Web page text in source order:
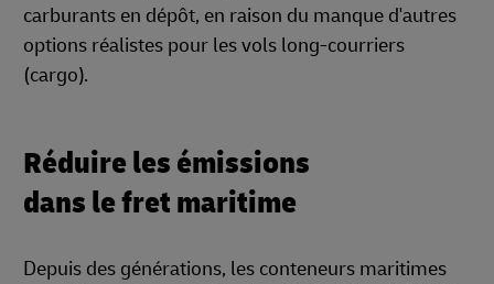
carburants en dépôt, en raison du manque d'autres
options réalistes pour les vols long-courriers
(cargo).
Réduire les émissions
dans le fret maritime
Depuis des générations, les conteneurs maritimes